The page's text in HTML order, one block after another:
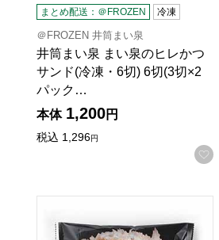
まとめ配送：＠FROZEN 冷凍
＠FROZEN 井筒まい泉
井筒まい泉 まい泉のヒレかつ
サンド(冷凍・6切) 6切(3切×2
パック…
本体 1,200円
税込 1,296円
千房ホールディングス 千房 豚